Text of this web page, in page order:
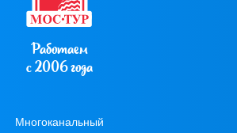
Работаем
с 2006 года
Многоканальный